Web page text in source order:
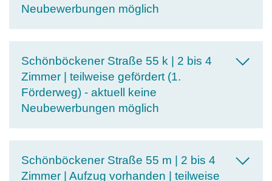
Neubewerbungen möglich
Schönböckener Straße 55 k | 2 bis 4
Zimmer | teilweise gefördert (1.
Förderweg) - aktuell keine
Neubewerbungen möglich
Schönböckener Straße 55 m | 2 bis 4
Zimmer | Aufzug vorhanden | teilweise